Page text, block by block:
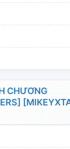
CHƯƠNG